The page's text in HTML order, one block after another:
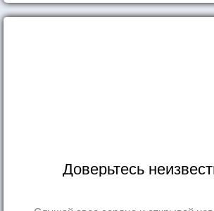
Доверьтесь